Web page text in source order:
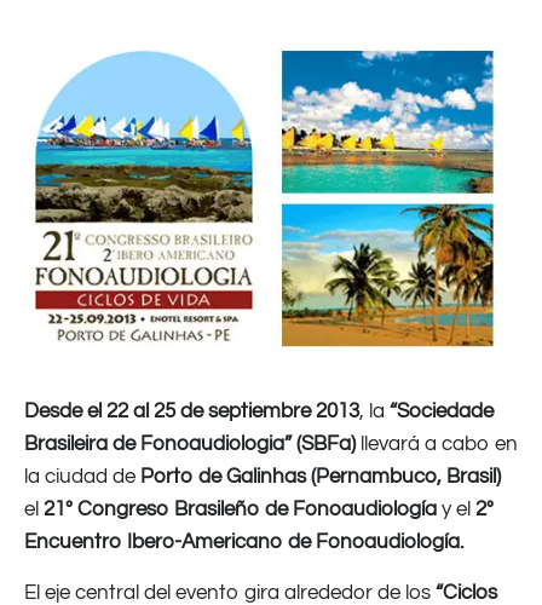
Desde el 22 al 25 de septiembre 2013, la “Sociedade
Brasileira de Fonoaudiologia” (SBFa)llevará a cabo en
la ciudad de Porto de Galinhas (Pernambuco, Brasil)
el 21º Congreso Brasileño de Fonoaudiología y el 2º
Encuentro Ibero-Americano de Fonoaudiología.
El eje central del evento gira alrededor de los “Ciclos